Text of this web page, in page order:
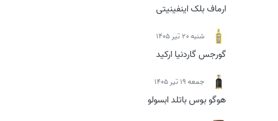
ارماف بلک اینفینیتی
شنبه 20 تیر 1405
گورجس گاردنیا ارکید
جمعه 19 تیر 1405
هوگو بوس باتلد ابسولو